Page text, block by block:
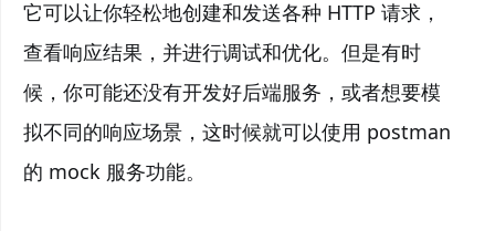
它可以让你轻松地创建和发送各种 HTTP 请求，
查看响应结果，并进行调试和优化。但是有时
候，你可能还没有开发好后端服务，或者想要模
拟不同的响应场景，这时候就可以使用 postman
的 mock 服务功能。